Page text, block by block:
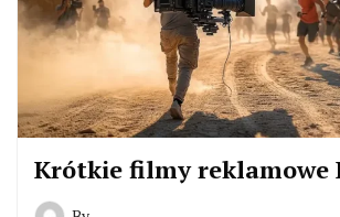
Krótkie filmy reklamowe